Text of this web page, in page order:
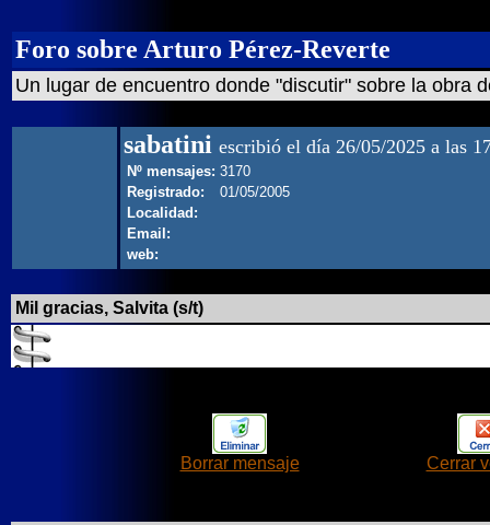
Foro sobre Arturo Pérez-Reverte
Un lugar de encuentro donde "discutir" sobre la obra
sabatini escribió el día 26/05/2025 a las
Nº mensajes: 3170
Registrado:
01/05/2005
Localidad:
Email:
web:
Mil gracias, Salvita (s/t)
Borrar mensaje Cerrar